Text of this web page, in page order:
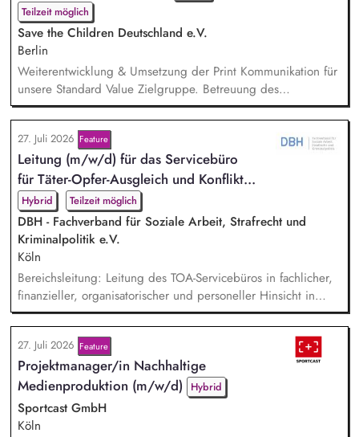
Teilzeit möglich
Save the Children Deutschland e.V.
Berlin
Weiterentwicklung & Umsetzung der Print Kommunikation für
unsere Standard Value Zielgruppe. Betreuung des
postalischen Mailing-Programm inkl. der Spendenmagazine
und Spendenaufrufe sowie der Print Kommunikation innerhalb
unserer Donor Journeys. Ko-Produktion von Content für die
Print Kommunikation in enger Zusammenarbeit mit dem Team
Brand, Content & Publikationen. Redaktion und Prüfung von
Con...
27. Juli 2026 Feature
Lei­tung (m/w/d) für das Servicebüro
für Tä­ter-Op­fer-Aus­gleich und Kon­flikt­...
Hybrid Teilzeit möglich
DBH - Fachverband für Soziale Arbeit, Strafrecht und
Kriminalpolitik e.V.
Köln
Bereichsleitung: Leitung des TOA-Servicebüros in fachlicher,
finanzieller, organisatorischer und personeller Hinsicht in
Abstimmung mit der Geschäftsführung. Teamführung:
Personalverantwortung für zwei Mitarbeitende. Strategische
Organisationsentwicklung: Sie verantworten die strategische
und organisatorische Weiterentwicklung des TOA-
Servicebüros in den Bereichen Fortbildung, Information un...
27. Juli 2026 Feature
Projektmanager/in Nachhaltige
Medienproduktion (m/w/d)
Hybrid
Sportcast GmbH
Köln